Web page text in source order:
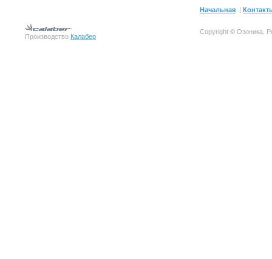
Начальная |
Производство Калабер
Copyright © Озоника.